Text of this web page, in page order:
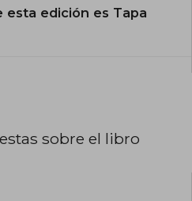
esta edición es Tapa
sobre el libro